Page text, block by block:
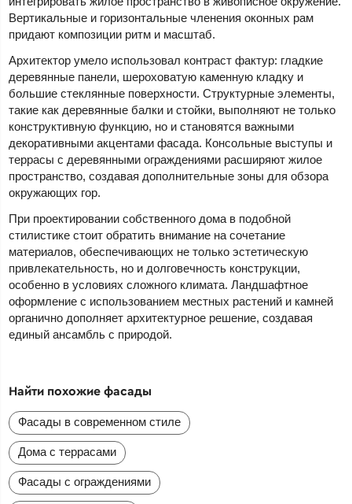
Вертикальные и горизонтальные членения оконных рам
придают композиции ритм и масштаб.
Архитектор умело использовал контраст фактур: гладкие
деревянные панели, шероховатую каменную кладку и
большие стеклянные поверхности. Структурные элементы,
такие как деревянные балки и стойки, выполняют не только
конструктивную функцию, но и становятся важными
декоративными акцентами фасада. Консольные выступы и
террасы с деревянными ограждениями расширяют жилое
пространство, создавая дополнительные зоны для обзора
окружающих гор.
При проектировании собственного дома в подобной
стилистике стоит обратить внимание на сочетание
материалов, обеспечивающих не только эстетическую
привлекательность, но и долговечность конструкции,
особенно в условиях сложного климата. Ландшафтное
оформление с использованием местных растений и камней
органично дополняет архитектурное решение, создавая
единый ансамбль с природой.
Найти похожие фасады
Фасады в современном стиле
Дома с террасами
Фасады с ограждениями